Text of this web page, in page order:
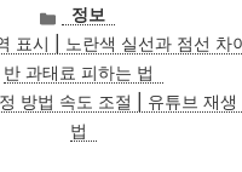
카
테
고
리
정보
표시 | 노란색 실선과 점선 차
반 과태료 피하는 법
방법 속도 조절 | 유튜브 재생
법